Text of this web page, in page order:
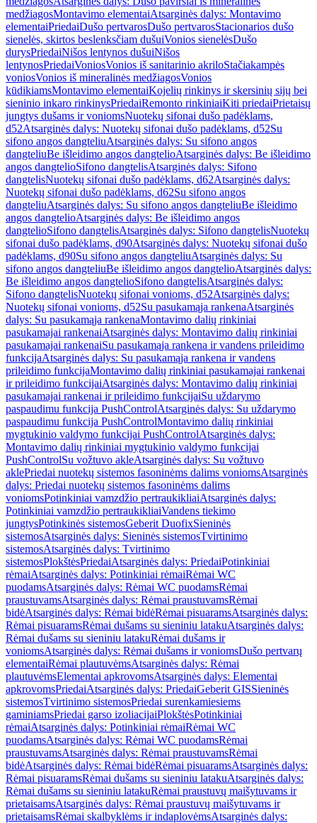
medžiagosMontavimo elementaiAtsarginės dalys: Montavimo
elementaiPriedaiDušo pertvarosDušo pertvarosStacionarios dušo
sienelės, skirtos beslenksčiam dušuiVonios sienelėsDušo
durysPriedaiNišos lentynos dušuiNišos
lentynosPriedaiVoniosVonios iš sanitarinio akriloStačiakampės
voniosVonios iš mineralinės medžiagosVonios
kūdikiamsMontavimo elementaiKojelių rinkinys ir skersinių sijų bei
sieninio inkaro rinkinysPriedaiRemonto rinkiniaiKiti priedaiPrietaisų
jungtys dušams ir voniomsNuotekų sifonai dušo padėklams,
d52Atsarginės dalys: Nuotekų sifonai dušo padėklams, d52Su
sifono angos dangteliuAtsarginės dalys: Su sifono angos
dangteliuBe išleidimo angos dangtelioAtsarginės dalys: Be išleidimo
angos dangtelioSifono dangtelisAtsarginės dalys: Sifono
dangtelisNuotekų sifonai dušo padėklams, d62Atsarginės dalys:
Nuotekų sifonai dušo padėklams, d62Su sifono angos
dangteliuAtsarginės dalys: Su sifono angos dangteliuBe išleidimo
angos dangtelioAtsarginės dalys: Be išleidimo angos
dangtelioSifono dangtelisAtsarginės dalys: Sifono dangtelisNuotekų
sifonai dušo padėklams, d90Atsarginės dalys: Nuotekų sifonai dušo
padėklams, d90Su sifono angos dangteliuAtsarginės dalys: Su
sifono angos dangteliuBe išleidimo angos dangtelioAtsarginės dalys:
Be išleidimo angos dangtelioSifono dangtelisAtsarginės dalys:
Sifono dangtelisNuotekų sifonai vonioms, d52Atsarginės dalys:
Nuotekų sifonai vonioms, d52Su pasukamąja rankenaAtsarginės
dalys: Su pasukamąja rankenaMontavimo dalių rinkiniai
pasukamajai rankenaiAtsarginės dalys: Montavimo dalių rinkiniai
pasukamajai rankenaiSu pasukamąja rankena ir vandens prileidimo
funkcijaAtsarginės dalys: Su pasukamąja rankena ir vandens
prileidimo funkcijaMontavimo dalių rinkiniai pasukamajai rankenai
ir prileidimo funkcijaiAtsarginės dalys: Montavimo dalių rinkiniai
pasukamajai rankenai ir prileidimo funkcijaiSu uždarymo
paspaudimu funkcija PushControlAtsarginės dalys: Su uždarymo
paspaudimu funkcija PushControlMontavimo dalių rinkiniai
mygtukinio valdymo funkcijai PushControlAtsarginės dalys:
Montavimo dalių rinkiniai mygtukinio valdymo funkcijai
PushControlSu vožtuvo akleAtsarginės dalys: Su vožtuvo
aklePriedai nuotekų sistemos fasoninėms dalims voniomsAtsarginės
dalys: Priedai nuotekų sistemos fasoninėms dalims
voniomsPotinkiniai vamzdžio pertraukikliaiAtsarginės dalys:
Potinkiniai vamzdžio pertraukikliaiVandens tiekimo
jungtysPotinkinės sistemosGeberit DuofixSieninės
sistemosAtsarginės dalys: Sieninės sistemosTvirtinimo
sistemosAtsarginės dalys: Tvirtinimo
sistemosPlokštėsPriedaiAtsarginės dalys: PriedaiPotinkiniai
rėmaiAtsarginės dalys: Potinkiniai rėmaiRėmai WC
puodamsAtsarginės dalys: Rėmai WC puodamsRėmai
praustuvamsAtsarginės dalys: Rėmai praustuvamsRėmai
bidėAtsarginės dalys: Rėmai bidėRėmai pisuaramsAtsarginės dalys:
Rėmai pisuaramsRėmai dušams su sieniniu latakuAtsarginės dalys:
Rėmai dušams su sieniniu latakuRėmai dušams ir
voniomsAtsarginės dalys: Rėmai dušams ir voniomsDušo pertvarų
elementaiRėmai plautuvėmsAtsarginės dalys: Rėmai
plautuvėmsElementai apkrovomsAtsarginės dalys: Elementai
apkrovomsPriedaiAtsarginės dalys: PriedaiGeberit GISSieninės
sistemosTvirtinimo sistemosPriedai surenkamiesiems
gaminiamsPriedai garso izoliacijaiPlokštėsPotinkiniai
rėmaiAtsarginės dalys: Potinkiniai rėmaiRėmai WC
puodamsAtsarginės dalys: Rėmai WC puodamsRėmai
praustuvamsAtsarginės dalys: Rėmai praustuvamsRėmai
bidėAtsarginės dalys: Rėmai bidėRėmai pisuaramsAtsarginės dalys:
Rėmai pisuaramsRėmai dušams su sieniniu latakuAtsarginės dalys:
Rėmai dušams su sieniniu latakuRėmai praustuvų maišytuvams ir
prietaisamsAtsarginės dalys: Rėmai praustuvų maišytuvams ir
prietaisamsRėmai skalbyklėms ir indaplovėmsAtsarginės dalys: